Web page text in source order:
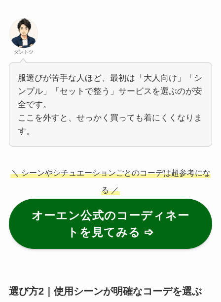
ダントツ
服選びが苦手な人ほど、最初は「大人向け」「シ
ンプル」「セットで整う」サービスを選ぶのが安
全です。
ここを外すと、せっかく買っても着にくくなりま
す。
＼ シーンやシチュエーションごとのコーデは超参考にな
る ／
オーエン公式のコーディネー
トを見てみる ➩
選び方2｜使用シーンが明確なコーデを選ぶ